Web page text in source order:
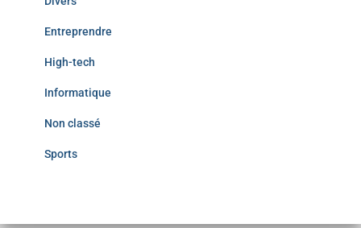
Entreprendre
High-tech
Informatique
Non classé
Sports